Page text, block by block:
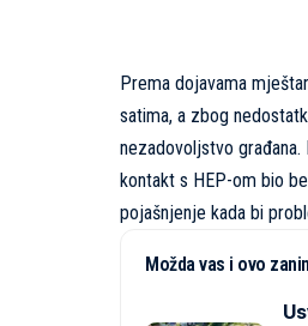
Prema dojavama
satima, a zbog
nezadovoljstvo
kontakt s HEP-om bio
pojašnjenje kada bi
Možda vas i ovo